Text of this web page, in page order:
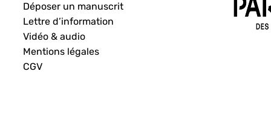
Déposer un manuscrit
Lettre d’information
Vidéo & audio
Mentions légales
CGV